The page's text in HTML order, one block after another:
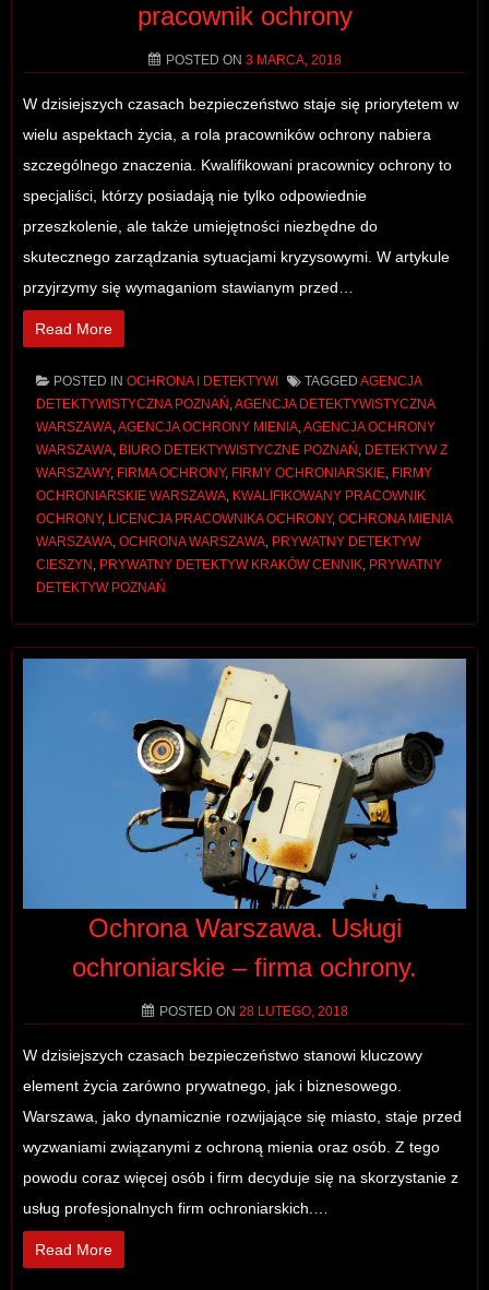
POSTED IN OCHRONA I DETEKTYWI TAGGED AGENCJA
DETEKTYWISTYCZNA POZNAŃ
AGENCJA OCHRONY WARSZAWA
FIRMA OCHRONY,FIRMY OCHRONIARSKIE,FIRMY
OCHRONIARSKIE WARSZAWA,KURS OCHRONY,
KWALIFIKOWANY PRACOWNIK OCHRONY
LICENCJA
OCHRONA OBIEKTÓW,OCHRONA OBIEKTÓW SOPOT, OCHRONA
VIP WARSZAWA,PRYWATNY DETEKTYW CIESZYN
DETEKTYWISTYCZNE POZNAŃ
pracownik ochrony
POSTED ON 3 MARCA, 2018
W dzisiejszych czasach bezpieczeństwo staje się priorytetem w
wielu aspektach życia, a rola pracowników ochrony nabiera
szczególnego znaczenia. Kwalifikowani pracownicy ochrony to
specjaliści, którzy posiadają nie tylko odpowiednie
przeszkolenie, ale także umiejętności niezbędne do
skutecznego zarządzania sytuacjami kryzysowymi. W artykule
przyjrzymy się wymaganiom stawianym przed…
Read More
POSTED IN OCHRONA I DETEKTYWI TAGGED AGENCJA
DETEKTYWISTYCZNA POZNAŃ AGENCJA DETEKTYWISTYCZNA
WARSZAWA AGENCJA OCHRONY MIENIA AGENCJA OCHRONY
WARSZAWA BIURO DETEKTYWISTYCZNE POZNAŃ DETEKTYW Z
WARSZAWY, FIRMA OCHRONY, FIRMY OCHRONIARSKIE FIRMY
OCHRONIARSKIE WARSZAWA KWALIFIKOWANY PRACOWNIK
OCHRONY, LICENCJA PRACOWNIKA OCHRONY, OCHRONA MIENIA
WARSZAWA OCHRONA WARSZAWA PRYWATNY DETEKTYW
CIESZYN PRYWATNY DETEKTYW KRAKÓW CENNIK PRYWATNY
DETEKTYW POZNAŃ
Ochrona Warszawa. Usługi
ochroniarskie – firma ochrony.
POSTED ON 28 LUTEGO, 2018
W dzisiejszych czasach bezpieczeństwo stanowi kluczowy
element życia zarówno prywatnego, jak i biznesowego.
Warszawa, jako dynamicznie rozwijające się miasto, staje przed
wyzwaniami związanymi z ochroną mienia oraz osób. Z tego
powodu coraz więcej osób i firm decyduje się na skorzystanie z
usług profesjonalnych firm ochroniarskich.…
Read More